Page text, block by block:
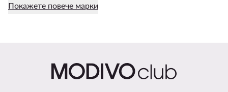
Покажете повече марки